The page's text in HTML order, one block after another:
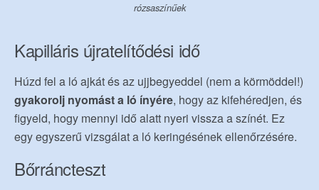
rózsaszínűek
Kapilláris újratelítődési idő
Húzd fel a ló ajkát és az ujjbegyeddel (nem a körmöddel!)
gyakorolj nyomást a ló ínyére, hogy az kifehéredjen, és
figyeld, hogy mennyi idő alatt nyeri vissza a színét. Ez
egy egyszerű vizsgálat a ló keringésének ellenőrzésére.
Bőrráncteszt